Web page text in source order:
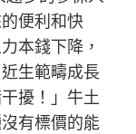
便利和快
本錢下降，
生範疇成長
擾！」牛土
有標價的能